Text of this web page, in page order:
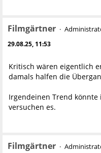
Filmgärtner
29.08.25, 11:53
Kritisch wären eigentlich
damals halfen die
Irgendeinen Trend
versuchen es.
Filmgärtner